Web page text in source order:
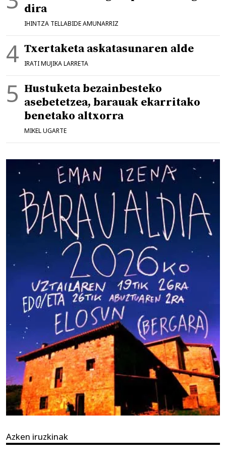
dira
IHINTZA TELLABIDE AMUNARRIZ
Txertaketa askatasunaren alde
IRATI MUJIKA LARRETA
Hustuketa bezainbesteko
asebetetzea, barauak ekarritako
benetako altxorra
MIKEL UGARTE
Azken iruzkinak